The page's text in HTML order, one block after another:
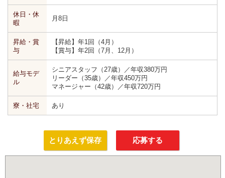
休日・休
暇
月8日
昇給・賞
与
【昇給】年1回（4月）
【賞与】年2回（7月、12月）
給与モデ
ル
シニアスタッフ（27歳）／年収380万円
リーダー（35歳）／年収450万円
マネージャー（42歳）／年収720万円
寮・社宅 あり
とりあえず保存 応募する